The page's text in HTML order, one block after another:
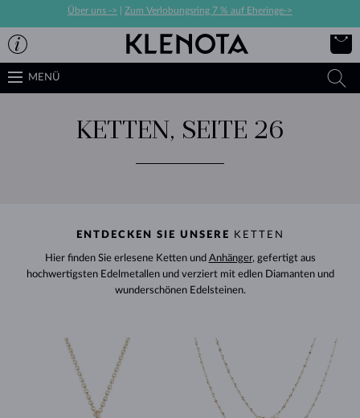
Über uns -> Zum Verlobungsring 7 % auf Eheringe->
MENÜ
KETTEN, SEITE 26
ENTDECKEN SIE UNSERE KETTEN
Hier finden Sie erlesene Ketten und Anhänger, gefertigt aus
hochwertigsten Edelmetallen und verziert mit edlen Diamanten und
wunderschönen Edelsteinen.